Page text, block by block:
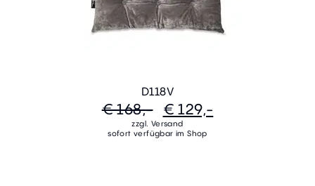
D118V
€ 168,- € 129,-
zzgl. Versand
sofort verfügbar im Shop